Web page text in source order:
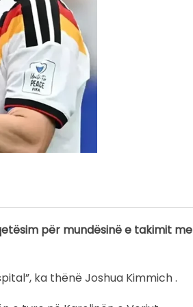
për mundësinë e takimit me
ka thënë Joshua Kimmich .